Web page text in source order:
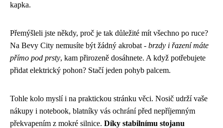
kapka.
Přemýšleli jste někdy, proč je tak důležité mít všechno po ruce?
Na Bevy City nemusíte být žádný akrobat - brzdy i řazení máte
přímo pod prsty, kam přirozeně dosáhnete. A když potřebujete
přidat elektrický pohon? Stačí jeden pohyb palcem.
Tohle kolo myslí i na praktickou stránku věci. Nosič udrží vaše
nákupy i notebook, blatníky vás ochrání před nepříjemným
překvapením z mokré silnice. Díky stabilnímu stojanu